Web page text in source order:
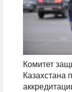
Комитет
Казахстана